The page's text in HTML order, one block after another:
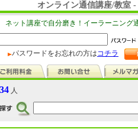
オンライン通信講座/教室 -
ネット講座で自分磨き！イーラーニング
パスワードをお忘れの方はコチラ
人